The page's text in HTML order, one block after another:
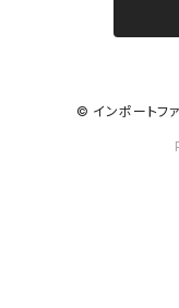
© インポートフ